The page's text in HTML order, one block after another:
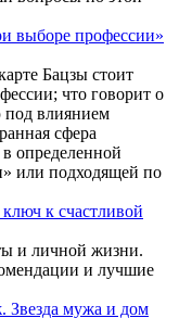
выборе профессии»
Бацзы стоит
что говорит о
под влиянием
сфера
определенной
или подходящей по
к счастливой
и личной жизни.
и лучшие
Звезда мужа и дом